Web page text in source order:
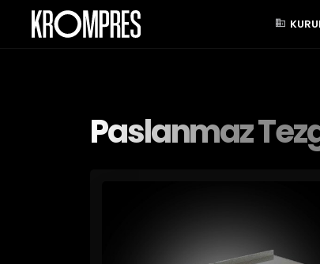
Paslanmaz